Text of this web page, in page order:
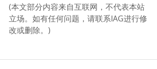
(本文部分内容来自互联网，不代表本站
立场。如有任何问题，请联系IAG进行修
改或删除。)